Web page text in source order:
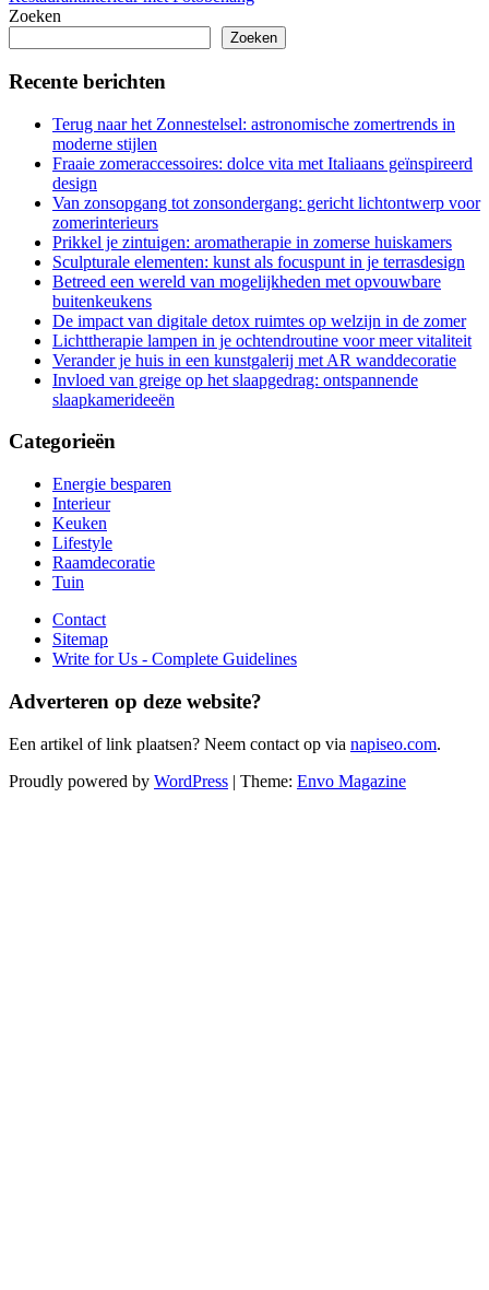
Zoeken
Zoeken
Recente berichten
Terug naar het Zonnestelsel: astronomische zomertrends in
moderne stijlen
Fraaie zomeraccessoires: dolce vita met Italiaans geïnspireerd
design
Van zonsopgang tot zonsondergang: gericht lichtontwerp voor
zomerinterieurs
Prikkel je zintuigen: aromatherapie in zomerse huiskamers
Sculpturale elementen: kunst als focuspunt in je terrasdesign
Betreed een wereld van mogelijkheden met opvouwbare
buitenkeukens
De impact van digitale detox ruimtes op welzijn in de zomer
Lichttherapie lampen in je ochtendroutine voor meer vitaliteit
Verander je huis in een kunstgalerij met AR wanddecoratie
Invloed van greige op het slaapgedrag: ontspannende
slaapkamerideeën
Categorieën
Energie besparen
Interieur
Keuken
Lifestyle
Raamdecoratie
Tuin
Contact
Sitemap
Write for Us - Complete Guidelines
Adverteren op deze website?
Een artikel of link plaatsen? Neem contact op via napiseo.com.
Proudly powered by WordPress | Theme: Envo Magazine